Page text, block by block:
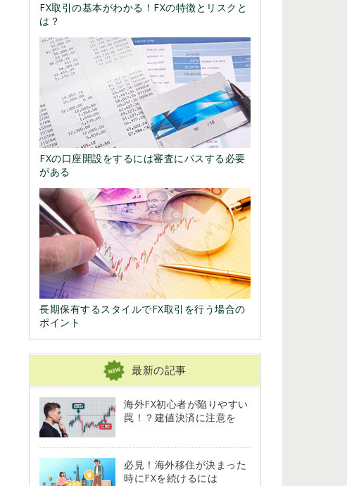
FX取引の基本がわかる！FXの特徴とリスクと
は？
FXの口座開設をするには審査にパスする必要
がある
長期保有するスタイルでFX取引を行う場合の
ポイント
最新の記事
海外FX初心者が陥りやすい
罠！？建値決済に注意を
必見！海外移住が決まった
時にFXを続けるには